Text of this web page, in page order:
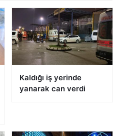
Kaldığı iş yerinde
yanarak can verdi